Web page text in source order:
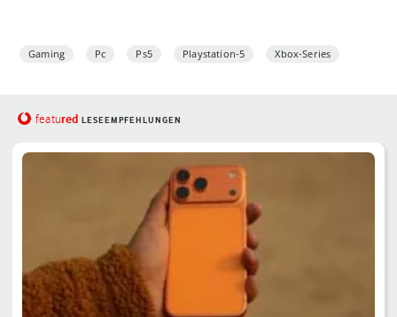
Gaming Pc Ps5 Playstation-5 Xbox-Series
featured LESEEMPFEHLUNGEN